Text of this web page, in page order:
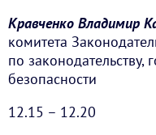
Кравченко Владимир
комитета
по законодательству,
безопасности
12.15 – 12.20